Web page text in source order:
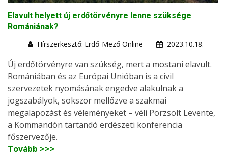
Elavult helyett új erdőtörvényre lenne szüksége
Romániának?
Hírszerkesztő: Erdő-Mező Online
2023.10.18.
Új erdőtörvényre van szükség, mert a mostani elavult.
Romániában és az Európai Unióban is a civil
szervezetek nyomásának engedve alakulnak a
jogszabályok, sokszor mellőzve a szakmai
megalapozást és véleményeket – véli Porzsolt Levente,
a Kommandón tartandó erdészeti konferencia
főszervezője.
Tovább >>>